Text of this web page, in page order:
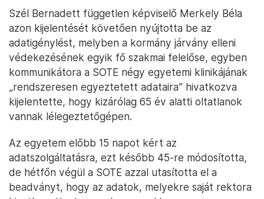
Szél Bernadett független képviselő Merkely Béla
azon kijelentését követően nyújtotta be az
adatigénylést, melyben a kormány járvány elleni
védekezésének egyik fő szakmai felelőse, egyben
kommunikátora a SOTE négy egyetemi klinikájának
„rendszeresen egyeztetett adataira” hivatkozva
kijelentette, hogy kizárólag 65 év alatti oltatlanok
vannak lélegeztetőgépen.
Az egyetem előbb 15 napot kért az
adatszolgáltatásra, ezt később 45-re módosította,
de hétfőn végül a SOTE azzal utasította el a
beadványt, hogy az adatok, melyekre saját rektora